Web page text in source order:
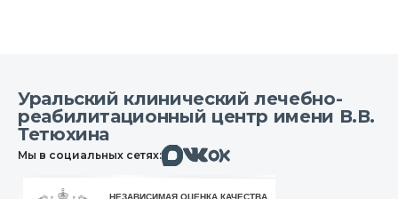
Уральский клинический лечебно-
реабилитационный центр имени В.В.
Тетюхина
Мы в социальных сетях:МаксВконтактеОдноклассники